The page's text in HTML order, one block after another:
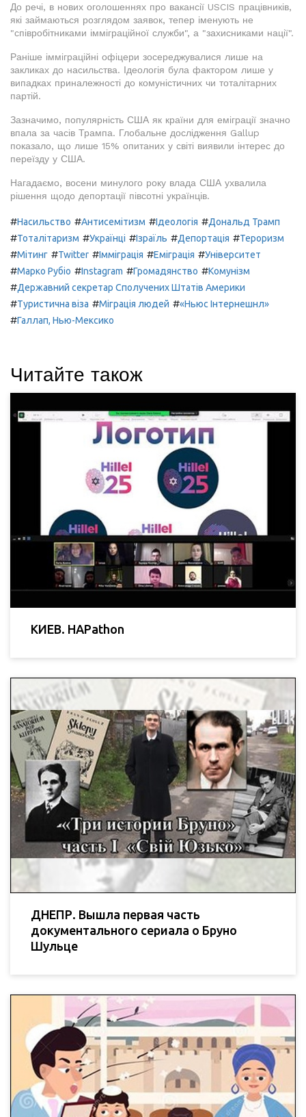
До речі, в нових оголошеннях про вакансії USCIS працівників,
які займаються розглядом заявок, тепер іменують не
"співробітниками імміграційної служби", а "захисниками нації".
Раніше імміграційні офіцери зосереджувалися лише на
закликах до насильства. Ідеологія була фактором лише у
випадках приналежності до комуністичних чи тоталітарних
партій.
Зазначимо, популярність США як країни для еміграції значно
впала за часів Трампа. Глобальне дослідження Gallup
показало, що лише 15% опитаних у світі виявили інтерес до
переїзду у США.
Нагадаємо, восени минулого року влада США ухвалила
рішення щодо депортації півсотні українців.
#Насильство #Антисемітизм #Ідеологія #Дональд Трамп
#Тоталітаризм #Українці #Ізраїль #Депортація #Тероризм
#Мітинг #Twitter #Імміграція #Еміграція #Університет
#Марко Рубіо #Instagram #Громадянство #Комунізм
#Державний секретар Сполучених Штатів Америки
#Туристична віза #Міграція людей #«Ньюс Інтернешнл»
#Галлап, Нью-Мексико
Читайте також
КИЕВ. HAPathon
ДНЕПР. Вышла первая часть
документального сериала о Бруно
Шульце